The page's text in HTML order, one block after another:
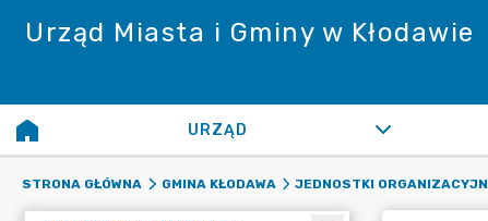
Urząd Miasta i Gminy w Kłodawie
URZĄD
STRONA GŁÓWNA GMINA KŁODAWA JEDNOSTKI